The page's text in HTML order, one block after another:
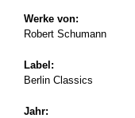
Werke von:
Robert Schumann
Label:
Berlin Classics
Jahr: